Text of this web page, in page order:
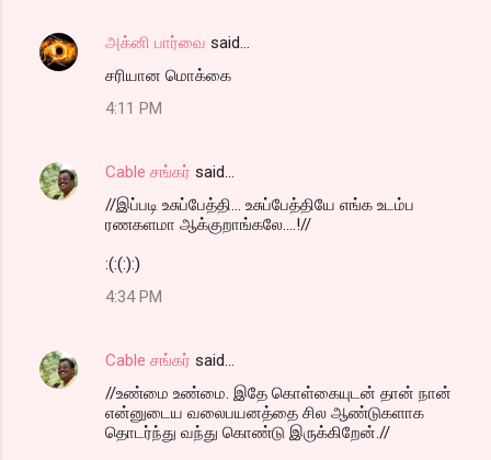
அக்னி பார்வை said…
சரியான மொக்கை
4:11 PM
Cable சங்கர் said…
//இப்படி உசுப்பேத்தி... உசுப்பேத்தியே எங்க உடம்ப
ரணகளமா ஆக்குறாங்கலே....!//
:(:(:):)
4:34 PM
Cable சங்கர் said…
//உண்மை உண்மை. இதே கொள்கையுடன் தான் நான்
என்னுடைய வலைபயனத்தை சில ஆண்டுகளாக
தொடர்ந்து வந்து கொண்டு இருக்கிறேன்.//